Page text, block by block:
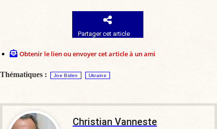
Partager cet article
Obtenir le lien ou envoyer cet article à un ami
Thématiques : Joe Biden Ukraine
Christian Vanneste